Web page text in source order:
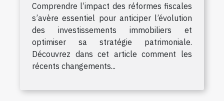
Comprendre l’impact des réformes fiscales
s’avère essentiel pour anticiper l’évolution
des investissements immobiliers et
optimiser sa stratégie patrimoniale.
Découvrez dans cet article comment les
récents changements...